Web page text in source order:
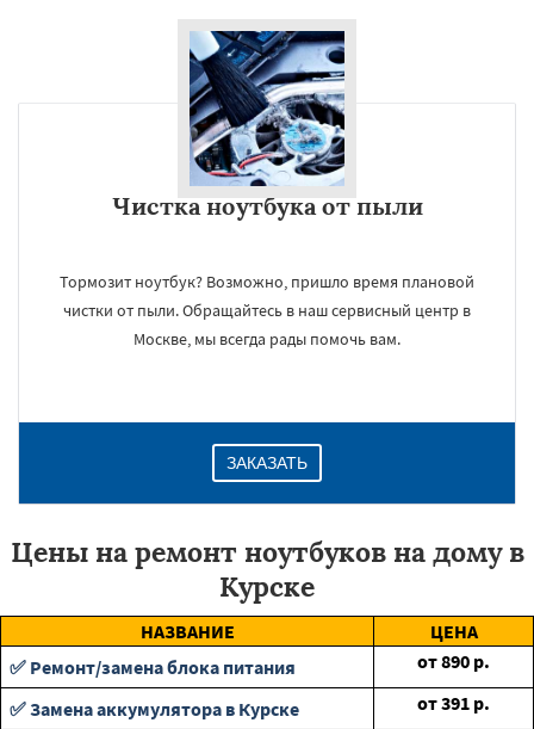
Чистка ноутбука от пыли
Тормозит ноутбук? Возможно, пришло время плановой
чистки от пыли. Обращайтесь в наш сервисный центр в
Москве, мы всегда рады помочь вам.
ЗАКАЗАТЬ
Цены на ремонт ноутбуков на дому в
Курске
НАЗВАНИЕ
ЦЕНА
✅ Ремонт/замена блока питания
от890 р.
✅ Замена аккумулятора в Курске
от391 р.